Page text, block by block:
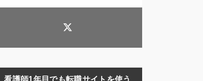
看護師1年目でも転職サイトを使う